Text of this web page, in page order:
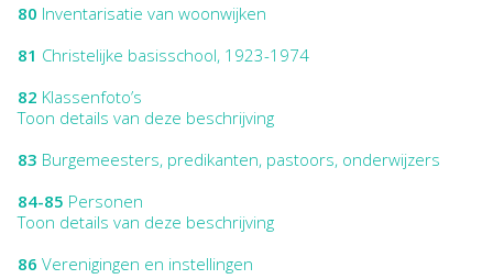
80 Inventarisatie van woonwijken
81 Christelijke basisschool, 1923-1974
82 Klassenfoto’s
Toon details van deze beschrijving
83 Burgemeesters, predikanten, pastoors, onderwijzers
84-85 Personen
Toon details van deze beschrijving
86 Verenigingen en instellingen